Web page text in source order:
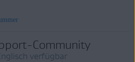
Community
verfügbar